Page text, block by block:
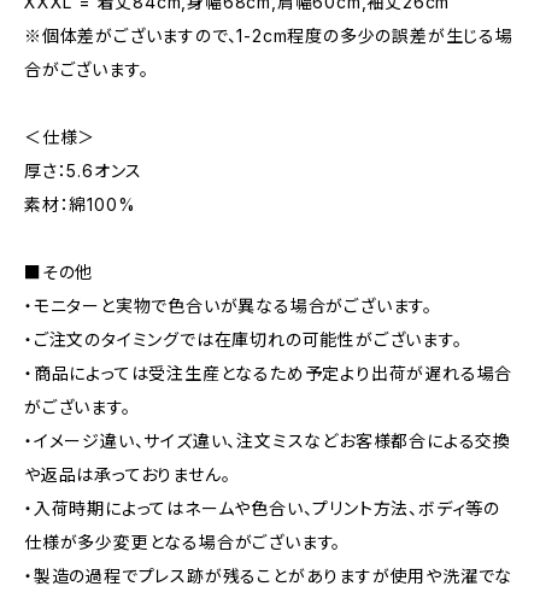
※個体差がございますので、1-2cm程度の多少の誤差が生じる場
合がございます。
＜仕様＞
厚さ：5.6オンス
素材：綿100%
■その他
・モニターと実物で色合いが異なる場合がございます。
・ご注文のタイミングでは在庫切れの可能性がございます。
・商品によっては受注生産となるため予定より出荷が遅れる場合
がございます。
・イメージ違い、サイズ違い、注文ミスなどお客様都合による交換
や返品は承っておりません。
・入荷時期によってはネームや色合い、プリント方法、ボディ等の
仕様が多少変更となる場合がございます。
・製造の過程でプレス跡が残ることがありますが使用や洗濯でな